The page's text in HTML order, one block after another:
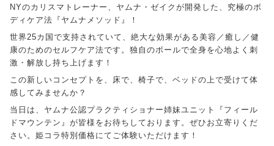
NYのカリスマトレーナー、ヤムナ・ゼイクが開発した、究極のボ
ディケア法『ヤムナメソッド』！
世界25カ国で支持されていて、絶大な効果がある美容／癒し／健
康のためのセルフケア法です。独自のボールで全身を心地よく刺
激・解放し持ち上げます！
この新しいコンセプトを、床で、椅子で、ベッドの上で受けて体
感してみませんか？
当日は、ヤムナ公認プラクティショナー姉妹ユニット『フィール
ドマウンテン』が皆様をお待ちしております。ぜひお立寄りくだ
さい。姫コラ特別価格にてご体験いただけます！